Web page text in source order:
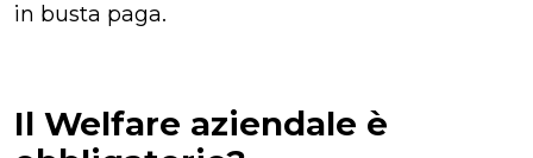
in busta paga.
Il Welfare aziendale è